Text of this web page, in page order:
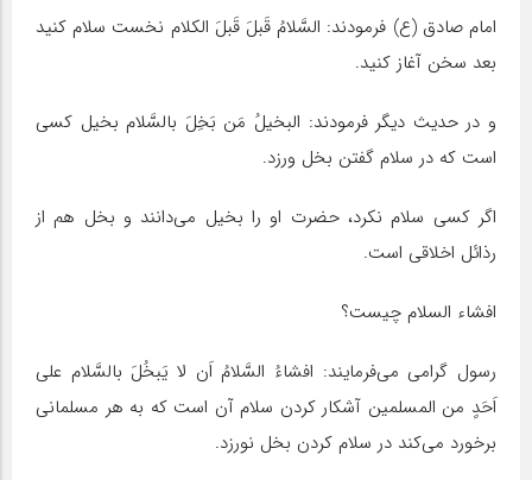
امام صادق (ع) فرمودند: السَّلامُ قَبلَ قَبلَ الکلام نخست سلام کنید
بعد سخن آغاز کنید.
و در حدیث دیگر فرمودند: البخیلُ مَن بَخِلَ بالسَّلام بخیل کسی
است که در سلام گفتن بخل ورزد.
اگر کسی سلام نکرد، حضرت او را بخیل می‌دانند و بخل هم از
رذائل اخلاقی است.
افشاء السلام چیست؟
رسول گرامی می‌فرمایند: افشاءُ السَّلامُ اَن لا یَبخُلَ بالسَّلام علی
اَحَدٍ من المسلمین آشکار کردن سلام آن است که به هر مسلمانی
برخورد می‌کند در سلام کردن بخل نورزد.